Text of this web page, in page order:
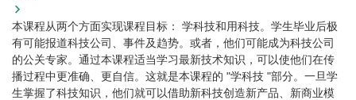
本课程从两个方面实现课程目标： 学科技和用科技。学生毕业后极
有可能报道科技公司、事件及趋势。或者，他们可能成为科技公司
的公关专家。通过本课程适当学习最新技术知识，可以使他们在传
播过程中更准确、更自信。这就是本课程的 "学科技 "部分。一旦学
生掌握了科技知识，他们就可以借助新科技创造新产品、新商业模